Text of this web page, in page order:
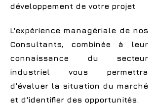
développement de votre projet
L'expérience managériale de nos
Consultants, combinée à leur
connaissance du secteur
industriel vous permettra
d'évaluer la situation du marché
et d'identifier des opportunités.